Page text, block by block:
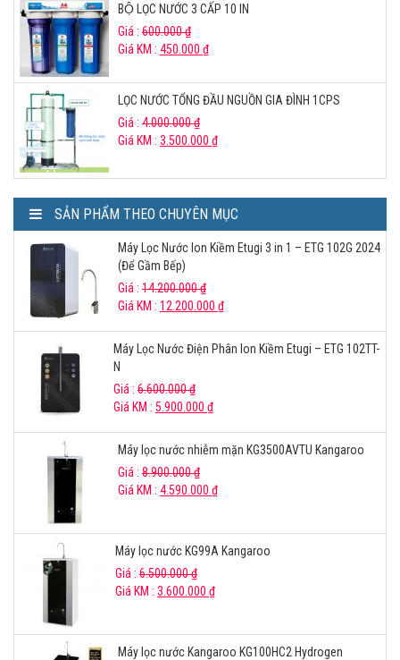
BỘ LỌC NƯỚC 3 CẤP 10 IN
Giá : 600.000₫
Giá KM : 450.000 ₫
LỌC NƯỚC TỔNG ĐẦU NGUỒN GIA ĐÌNH 1CPS
Giá : 4.000.000₫
Giá KM : 3.500.000 ₫
SẢN PHẨM THEO CHUYÊN MỤC
Máy Lọc Nước Ion Kiềm Etugi 3 in 1 – ETG 102G 2024
(Để Gầm Bếp)
Giá : 14.200.000₫
Giá KM : 12.200.000 ₫
Máy Lọc Nước Điện Phân Ion Kiềm Etugi – ETG 102TT-
N
Giá : 6.600.000₫
Giá KM : 5.900.000 ₫
Máy lọc nước nhiễm mặn KG3500AVTU Kangaroo
Giá : 8.900.000₫
Giá KM : 4.590.000 ₫
Máy lọc nước KG99A Kangaroo
Giá : 6.500.000₫
Giá KM : 3.600.000 ₫
Máy lọc nước Kangaroo KG100HC2 Hydrogen